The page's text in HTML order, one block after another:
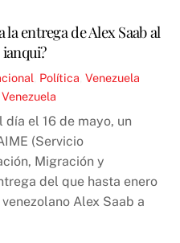
la entrega de Alex Saab al
Política ,Venezuela
,Venezuela
el 16 de mayo, un
(Servicio
Migración y
del que hasta enero
Alex Saab a